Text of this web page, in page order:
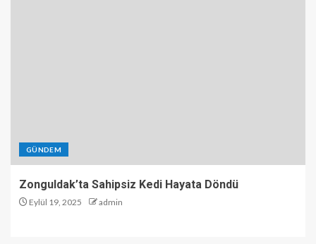
GÜNDEM
Zonguldak’ta Sahipsiz Kedi Hayata Döndü
Eylül 19, 2025 admin